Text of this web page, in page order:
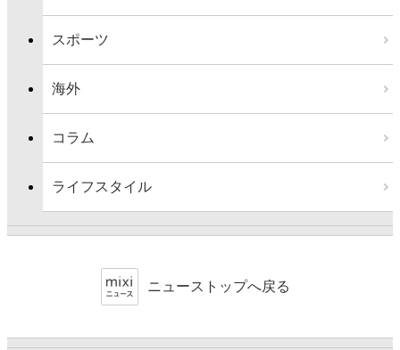
スポーツ
海外
コラム
ライフスタイル
ニューストップへ戻る